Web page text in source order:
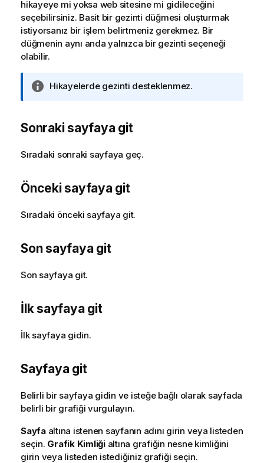
hikayeye mi yoksa web sitesine mi gidileceğini
seçebilirsiniz. Basit bir gezinti düğmesi oluşturmak
istiyorsanız bir işlem belirtmeniz gerekmez. Bir
düğmenin aynı anda yalnızca bir gezinti seçeneği
olabilir.
B
g
n
u
Hikayelerde gezinti desteklenmez.
Sonraki sayfaya git
Sıradaki sonraki sayfaya geç.
Önceki sayfaya git
Sıradaki önceki sayfaya git.
Son sayfaya git
Son sayfaya git.
İlk sayfaya git
İlk sayfaya gidin.
Sayfaya git
Belirli bir sayfaya gidin ve isteğe bağlı olarak sayfada
belirli bir grafiği vurgulayın.
Sayfaaltına istenen sayfanın adını girin veya listeden
seçin. Grafik Kimliğialtına grafiğin nesne kimliğini
girin veya listeden istediğiniz grafiği seçin.